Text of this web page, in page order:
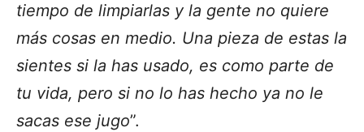
tiempo de limpiarlas y la gente no quiere
más cosas en medio. Una pieza de estas la
sientes si la has usado, es como parte de
tu vida, pero si no lo has hecho ya no le
sacas ese jugo”.